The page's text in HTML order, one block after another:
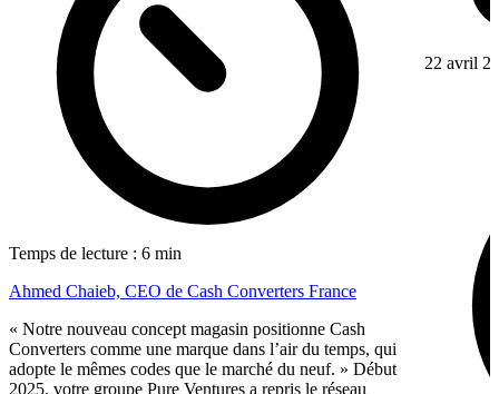
Temps de lecture : 6 min
Ahmed Chaieb, CEO de Cash Converters France
« Notre nouveau concept magasin positionne Cash
Converters comme une marque dans l’air du temps, qui
adopte le mêmes codes que le marché du neuf. » Début
2025, votre groupe Pure Ventures a repris le réseau
22 avril